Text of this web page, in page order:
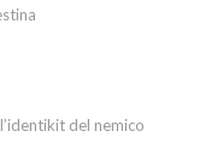
del nemico